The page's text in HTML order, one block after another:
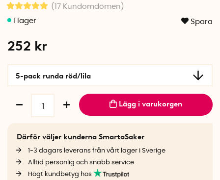
(17 Kundomdömen )
Spara
252 kr
5-pack runda röd/lila
Lägg i varukorgen
Därför väljer kunderna SmartaSaker
1-3 dagars leverans från vårt lager i Sverige
Alltid personlig och snabb service
Högt kundbetyg hos